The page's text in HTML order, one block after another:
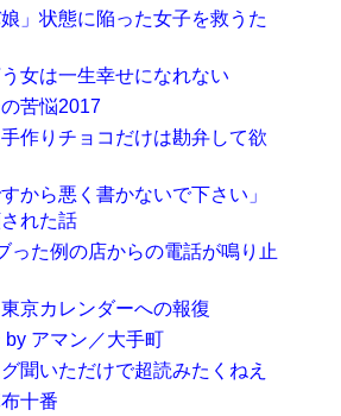
娘」状態に陥った女子を救うた
女は一生幸せになれない
苦悩2017
作りチョコだけは勘弁して欲
から悪く書かないで下さい」
れた話
った例の店からの電話が鳴り止
京カレンダーへの報復
アマン／大手町
聞いただけで超読みたくねえ
十番